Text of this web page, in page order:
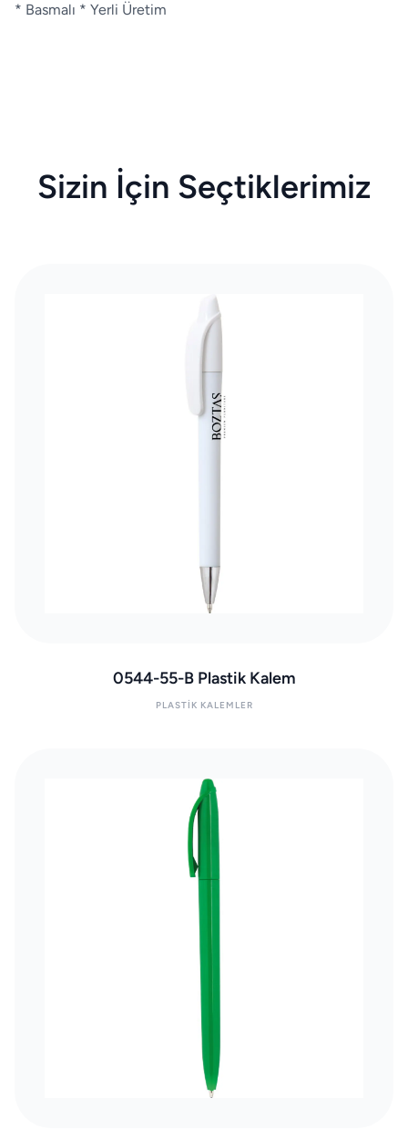
* Basmalı * Yerli Üretim
Sizin İçin Seçtiklerimiz
0544-55-B Plastik Kalem
PLASTIK KALEMLER